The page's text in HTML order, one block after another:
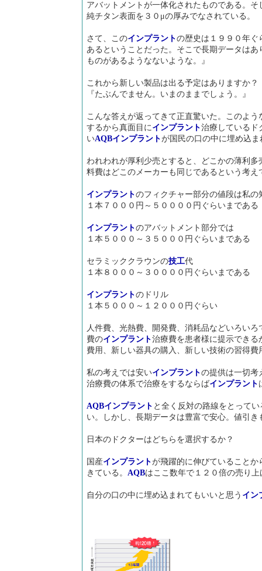
アバットメントが一体化されたものである。
純チタン表面を３０μの厚みでなされている。
さて、このインプラントの歴史は１９９０年ぐ
あるということだった。そこで長期データは
ものがあるようなないような。』
これから新しい製品は出る予定はありますか？
『たぶんでません。いまのままでしょう。』
こんな答えが返ってきて正直驚いた。このよ
するから真面目にインプラント治療しているド
いAQBインプラントが国民の口の中に埋め込
われわれが厚利少売とすると、どこかの薄利
料費はどこのメーカーも同じであるという考
インプラントのフィクチャー部分の値段は私の
１本７０００円～５００００円ぐらいまである
インプラントのアバットメント部分では
１本５０００～３５０００円ぐらいまである
セラミッククラウンの技工代
１本８０００～３００００円ぐらいまである
インプラントのドリル
１本５０００～１２０００円ぐらい
人件費、光熱費、開発費、消耗品などいろいろ
費のインプラント治療費を患者様に提示でき
費用、新しい器具の購入、新しい技術の習得
私の考えでは安いインプラントの提供は一切考
治療費の体系で治療をするならばインプラント
AQBインプラント と全く反対の路線をとってい
い。しかし、長期データは豊富で安心。値引
日本のドクターはどちらを選択するか？
国産インプラントが飛躍的に伸びていること
きている。 AQBはここ数年で１２０倍の売り
自分の口の中に埋め込まれてもいいと思う イン